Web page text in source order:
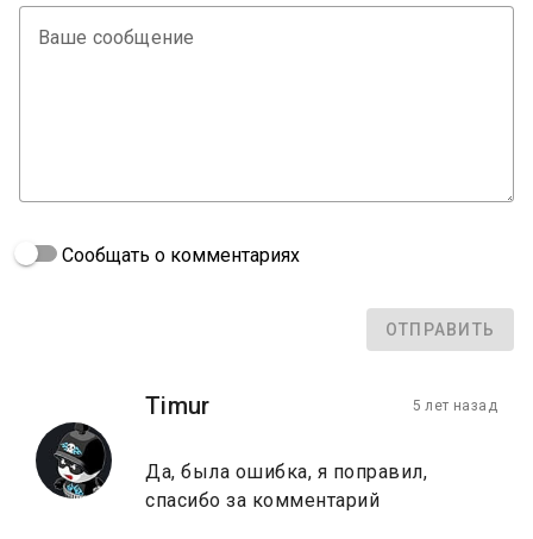
Ваше сообщение
Сообщать о комментариях
ОТПРАВИТЬ
Timur 5 лет назад
Да, была ошибка, я поправил,
спасибо за комментарий